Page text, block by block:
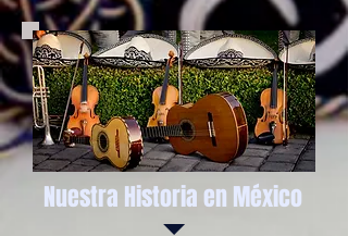
Nuestra Historia en México